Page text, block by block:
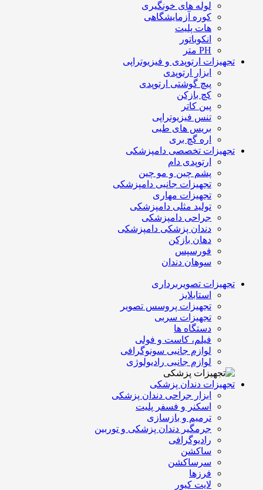
لوله های خونگیری
کوره آزمایشگاهی
هات پلیت
انکوباتور
PH متر
تجهیزات ارتوپدی و فیزیوتراپی
ابزار ارتوپدی
پیچ گوشتی ارتوپدی
کچ بازکن
پین کاتر
تنس فیزیوتراپی
بریس های طبی
اره گچ بری
تجهیزات تخصصی دامپزشکی
ارتوپدی دام
پشم چین و مو چین
تجهیزات جانبی دامپزشکی
تجهیزات مهاری
تولید مثلی دامپزشکی
جراحی دامپزشکی
دندان پزشکی دامپزشکی
دهان بازکن
فورسپس
سوهان دندان
تجهیزات تصویربرداری
استابلایز
تجهیزات پروسس تصویر
تجهیزات سربی
دستگاه ها
فیلم، کاست و فولی
لوازم جانبی سونوگرافی
لوازم جانبی رادیولوژی
تجهیزات دندان پزشکی
ابزار جراحی دندان پزشکی
اسکنر و فسفر پلیت
ترمیم و بازسازی
جرمگیر دندان پزشکی و توربین
رادیوگرافی
ساکشن
سرساکشن
فرزها
لایت کیور